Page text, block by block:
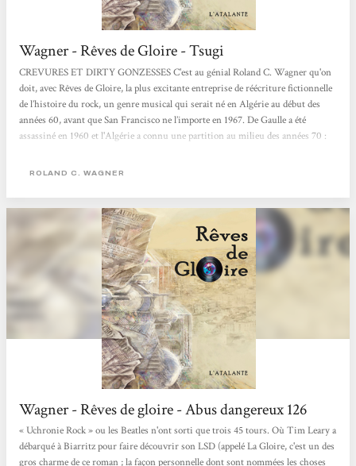
Wagner - Rêves de Gloire - Tsugi
CREVURES ET DIRTY GONZESSES C'est au génial Roland C. Wagner qu'on
doit, avec Rêves de Gloire, la plus excitante entreprise de réécriture fictionnelle
de l’histoire du rock, un genre musical qui serait né en Algérie au début des
années 60, avant que San Francisco ne l’importe en 1967. De Gaulle a été
assassiné en 1960 et l'Algérie a connu une partition au milieu des années 70 :
et un collectionneur de disques, spécialiste du "rock psychodélique", évoque ses
ROLAND C. WAGNER
Wagner - Rêves de gloire - Abus dangereux 126
« Uchronie Rock » ou les Beatles n'ont sorti que trois 45 tours. Où Tim Leary a
débarqué à Biarritz pour faire découvrir son LSD (appelé La Gloire, c'est un des
gros charme de ce roman ; la façon personnelle dont sont nommées les choses